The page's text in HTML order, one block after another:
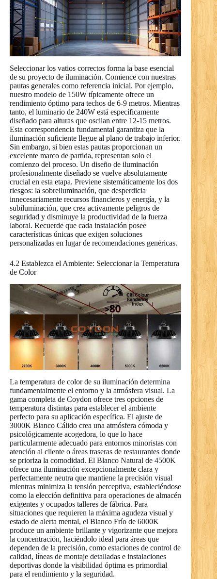
Seleccionar los vatios correctos forma la base esencial
de su proyecto de iluminación. Comience con nuestras
pautas generales como referencia inicial. Por ejemplo,
nuestro modelo de 150W típicamente ofrece un
rendimiento óptimo para techos de 6-9 metros. Mientras
tanto, el luminario de 240W está específicamente
diseñado para alturas que oscilan entre 12-15 metros.
Esta correspondencia fundamental garantiza que la
iluminación suficiente llegue al plano de trabajo inferior.
Sin embargo, si bien estas pautas proporcionan un
excelente marco de partida, representan solo el
comienzo del proceso. Un diseño de iluminación
profesionalmente diseñado se vuelve absolutamente
crucial en esta etapa. Previene sistemáticamente los dos
riesgos: la sobreiluminación, que desperdicia
innecesariamente recursos financieros y energía, y la
subiluminación, que crea activamente peligros de
seguridad y disminuye la productividad de la fuerza
laboral. Recuerde que cada instalación posee
características únicas que exigen soluciones
personalizadas en lugar de recomendaciones genéricas.
4.2 Establezca el Ambiente: Seleccionar la Temperatura
de Color
La temperatura de color de su iluminación determina
fundamentalmente el entorno y la atmósfera visual. La
gama completa de Coydon ofrece tres opciones de
temperatura distintas para establecer el ambiente
perfecto para su aplicación específica. El ajuste de
3000K Blanco Cálido crea una atmósfera cómoda y
psicológicamente acogedora, lo que lo hace
particularmente adecuado para entornos minoristas con
atención al cliente o áreas traseras de restaurantes donde
se prioriza la comodidad. El Blanco Natural de 4500K
ofrece una iluminación excepcionalmente clara y
perfectamente neutra que mantiene la precisión visual
mientras minimiza la tensión perceptiva, estableciéndose
como la elección definitiva para operaciones de almacén
exigentes y ocupados talleres de fábrica. Para
situaciones que requieren la máxima agudeza visual y
estado de alerta mental, el Blanco Frío de 6000K
produce un ambiente brillante y vigorizante que mejora
la concentración, haciéndolo ideal para áreas que
dependen de la precisión, como estaciones de control de
calidad, líneas de montaje detalladas e instalaciones
deportivas donde la visibilidad óptima es primordial
para el rendimiento y la seguridad.